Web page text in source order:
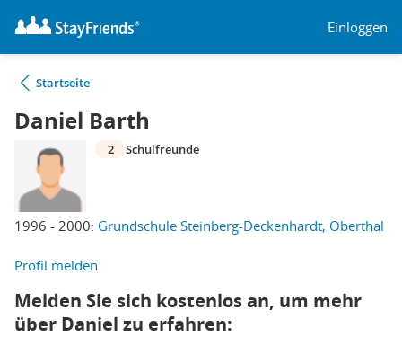
Einloggen
Startseite
Daniel Barth
1996 - 2000: Grundschule Steinberg-Deckenhardt, Oberthal
2 Schulfreunde
Profil melden
Melden Sie sich kostenlos an, um mehr
über Daniel zu erfahren: